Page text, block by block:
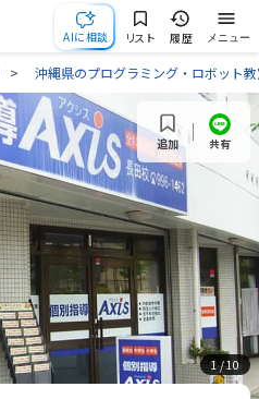
AIに相談 リスト 履歴 メニュー
沖縄県のプログラミング・ロボット
1/ 10
追加 共有